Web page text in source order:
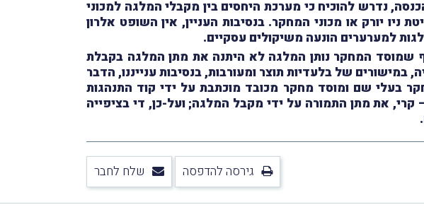
נדרש להוכיח כי מערכת היחסים בין מקבלי המלגה למכוני
יורק או מכוני המחקר. בנסיבות העניין, אין השופט אלרון
למערערים הונעה משיקולים עסקיים.
שמוסד המחקר נותן המלגה לא היתנה את מתן המלגה בקבלת
של בלעדיות תוצר ומעורבות, בנסיבות ענייננו, הדבר
בעלי שם ומוסד מחקר מכובד מוכתבת על ידי קוד התנהגות
את מתן התמורה על ידי מקבל המלגה; ועל-כן, די בציפייה
גירסה להדפסה שלח לחבר